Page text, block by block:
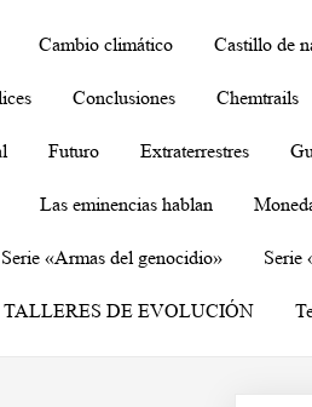
Cambio climático Castillo de
Conclusiones Chemtrails
Futuro Extraterrestres
Las eminencias hablan
Serie «Armas del genocidio» Serie
TALLERES DE EVOLUCIÓN